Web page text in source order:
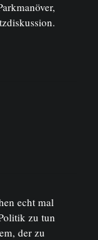
echt mal
zu tun
der zu